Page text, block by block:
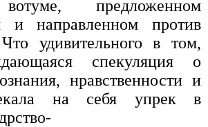
предло­женном
и направленном против
удивительного в том,
спекуляция о
нравственности и
на себя упрек в